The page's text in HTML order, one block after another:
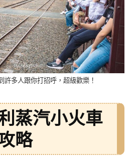
許多人跟你打招呼，超級歡樂！
蒸汽小火車
略